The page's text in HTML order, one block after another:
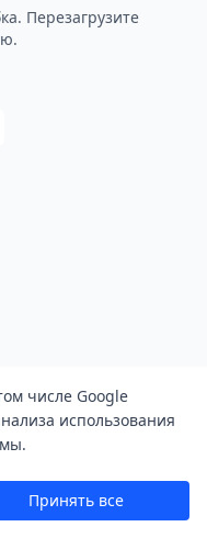
Перезагрузите
числе Google
использования
Принять все